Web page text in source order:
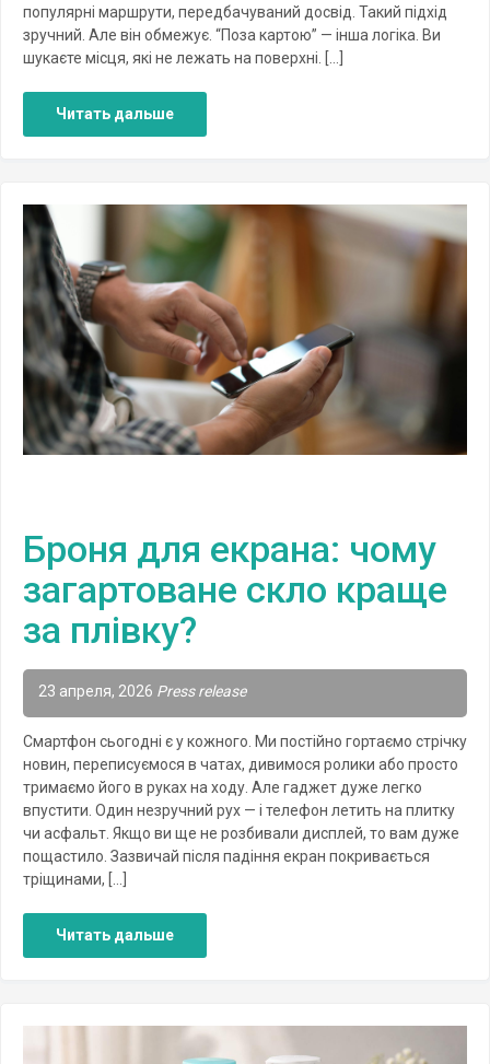
популярні маршрути, передбачуваний досвід. Такий підхід
зручний. Але він обмежує. “Поза картою” — інша логіка. Ви
шукаєте місця, які не лежать на поверхні. […]
Читать дальше
Броня для екрана: чому
загартоване скло краще
за плівку?
23 апреля, 2026 Press release
Смартфон сьогодні є у кожного. Ми постійно гортаємо стрічку
новин, переписуємося в чатах, дивимося ролики або просто
тримаємо його в руках на ходу. Але гаджет дуже легко
впустити. Один незручний рух — і телефон летить на плитку
чи асфальт. Якщо ви ще не розбивали дисплей, то вам дуже
пощастило. Зазвичай після падіння екран покривається
тріщинами, […]
Читать дальше